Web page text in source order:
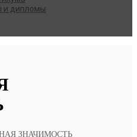
и дипломы
ЗНАЧИМОСТЬ